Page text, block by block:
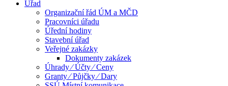
Úřad
Organizační řád ÚM a MČD
Pracovníci úřadu
Úřední hodiny
Stavební úřad
Veřejné zakázky
Dokumenty zakázek
Úhrady ⁄ Účty ⁄ Ceny
Granty ⁄ Půjčky ⁄ Dary